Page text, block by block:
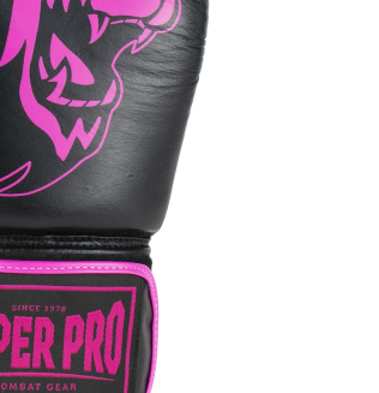
trapkussens
en pads